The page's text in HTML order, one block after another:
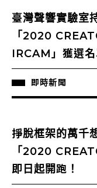
一般公告
臺灣聲響實驗室
「2020
IRCAM」獲選名
即時新聞
掙脫框架的萬千
「2020
即日起開跑！